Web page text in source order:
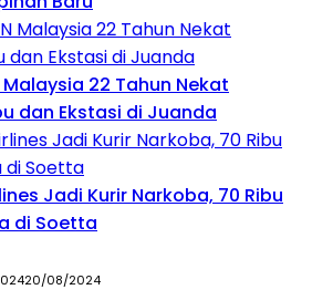
22 Tahun Nekat
dan Ekstasi di Juanda
Jadi Kurir Narkoba, 70 Ribu
di Soetta
20/08/2024